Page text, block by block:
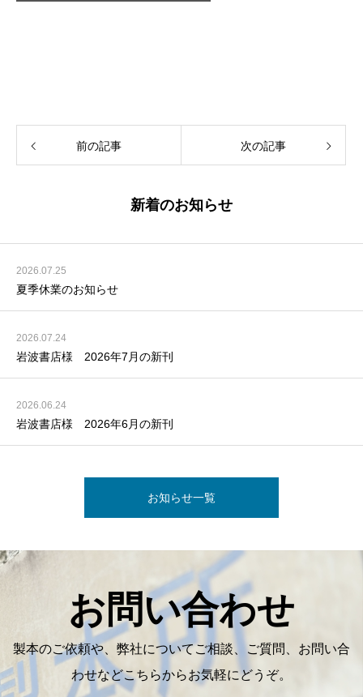
前の記事 次の記事
新着のお知らせ
2026.07.25
夏季休業のお知らせ
2026.07.24
岩波書店様 2026年7月の新刊
2026.06.24
岩波書店様 2026年6月の新刊
お知らせ一覧
お問い合わせ
製本のご依頼や、弊社についてご相談、ご質問、お問い合
わせなどこちらからお気軽にどうぞ。